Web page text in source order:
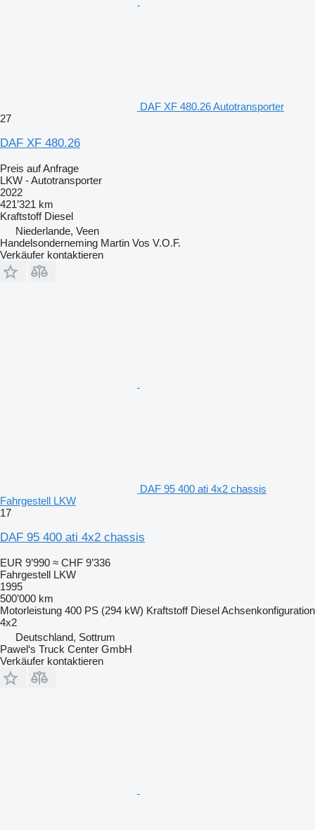
DAF XF 480.26 Autotransporter
27
DAF XF 480.26
Preis auf Anfrage
LKW - Autotransporter
2022
421’321 km
Kraftstoff Diesel
Niederlande, Veen
Handelsonderneming Martin Vos V.O.F.
Verkäufer kontaktieren
DAF 95 400 ati 4x2 chassis
Fahrgestell LKW
17
DAF 95 400 ati 4x2 chassis
EUR 9’990 ≈ CHF 9’336
Fahrgestell LKW
1995
500’000 km
Motorleistung 400 PS (294 kW) Kraftstoff DieselAchsenkonfiguration
4x2
Deutschland, Sottrum
Pawel‘s Truck Center GmbH
Verkäufer kontaktieren